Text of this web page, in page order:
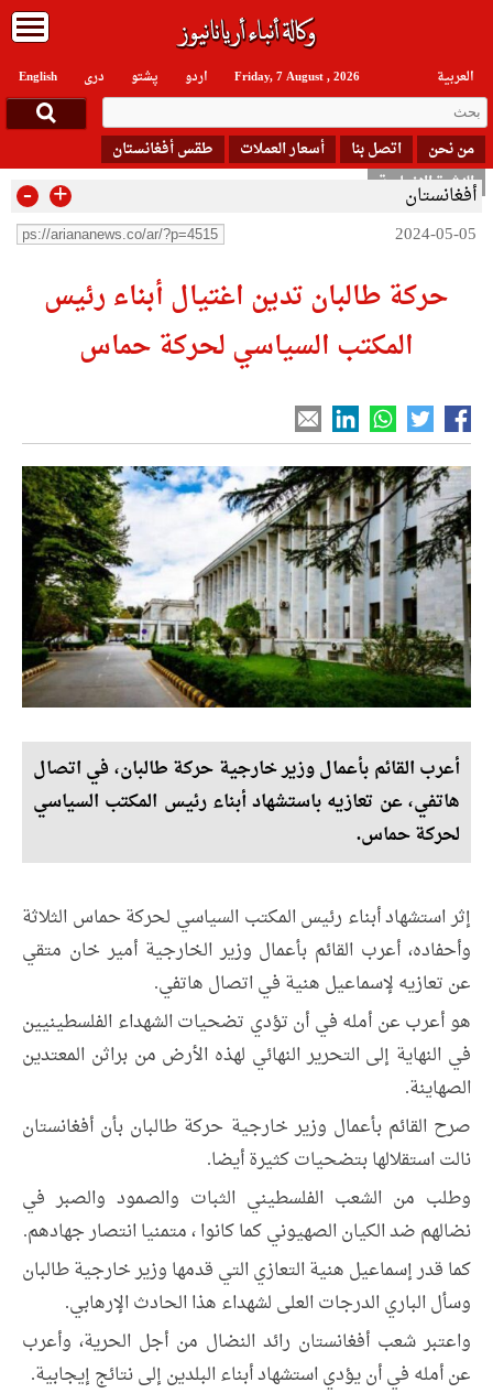
English دری پشتو العربیة اردو Friday, 7 August , 2026
من نحن اتصل بنا أسعار العملات
طقس أفغانستان
النشرة الإخبارية
أفغانستان - +
2024-05-05
حركة طالبان تدين اغتيال أبناء رئيس
المكتب السياسي لحركة حماس
أعرب القائم بأعمال وزير خارجية حركة طالبان، في اتصال
هاتفي، عن تعازيه باستشهاد أبناء رئيس المكتب السياسي
لحركة حماس.
إثر استشهاد أبناء رئيس المكتب السياسي لحركة حماس الثلاثة
وأحفاده، أعرب القائم بأعمال وزير الخارجية أمير خان متقي
عن تعازيه لإسماعيل هنية في اتصال هاتفي.
هو أعرب عن أمله في أن تؤدي تضحيات الشهداء الفلسطينيين
في النهاية إلى التحرير النهائي لهذه الأرض من براثن المعتدين
الصهاينة.
صرح القائم بأعمال وزير خارجية حركة طالبان بأن أفغانستان
نالت استقلالها بتضحيات كثيرة أيضا.
وطلب من الشعب الفلسطيني الثبات والصمود والصبر في
نضالهم ضد الكيان الصهيوني كما كانوا ، متمنيا انتصار جهادهم.
كما قدر إسماعيل هنية التعازي التي قدمها وزير خارجية طالبان
وسأل الباري الدرجات العلى لشهداء هذا الحادث الإرهابي.
واعتبر شعب أفغانستان رائد النضال من أجل الحرية، وأعرب
عن أمله في أن يؤدي استشهاد أبناء البلدين إلى نتائج إيجابية.